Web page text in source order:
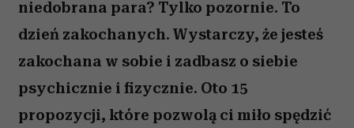
niedobrana para? Tylko pozornie. To
dzień zakochanych. Wystarczy, że jesteś
zakochana w sobie i zadbasz o siebie
psychicznie i fizycznie. Oto 15
propozycji, które pozwolą ci miło spędzić